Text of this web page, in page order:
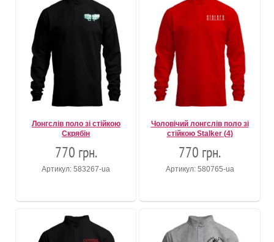
Лонгслів поло зі стійкою
Скрябін
770 грн.
Артикул: 583267-ua
Чоловічий лонгслів поло зі
стійкою Stalker (4)
770 грн.
Артикул: 580765-ua